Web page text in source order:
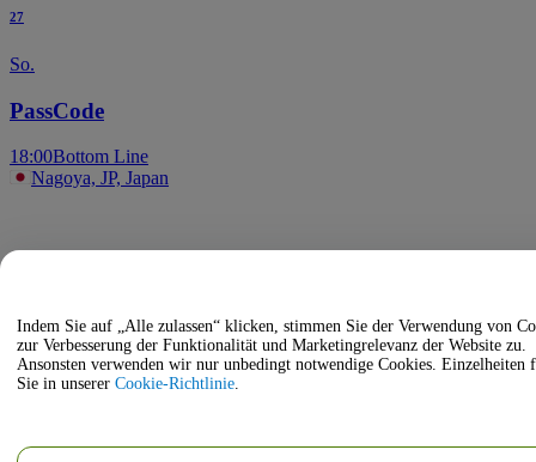
27
So.
PassCode
18:00Bottom Line
Nagoya, JP, Japan
Indem Sie auf „Alle zulassen“ klicken, stimmen Sie der Verwendung von
zur Verbesserung der Funktionalität und Marketingrelevanz der Website zu.
Ansonsten verwenden wir nur unbedingt notwendige Cookies. Einzelheiten
Sie in unserer Cookie-Richtlinie.